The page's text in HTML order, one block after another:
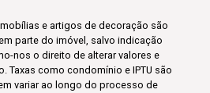
e artigos de decoração são
parte do imóvel, salvo indicação
nos o direito de alterar valores e
Taxas como condomínio e IPTU são
variar ao longo do processo de